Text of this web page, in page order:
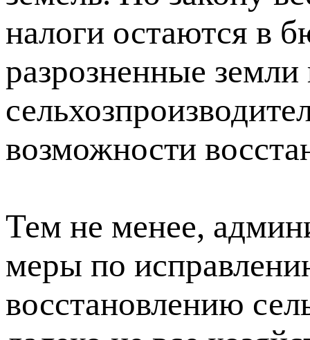
налоги остаются в
разрозненные земли
возможности
Тем не менее,
меры по
восстановлению